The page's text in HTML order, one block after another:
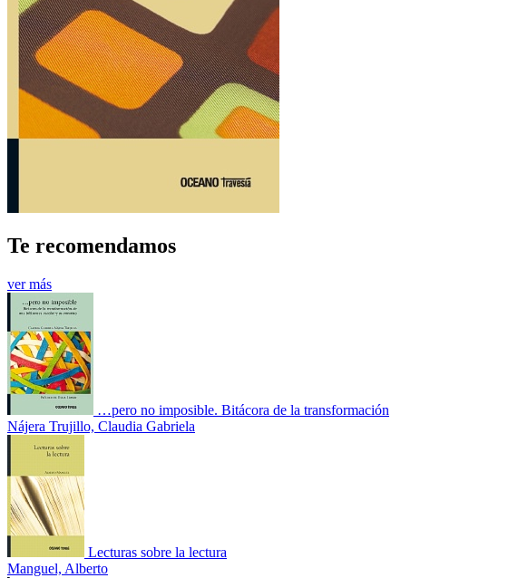
Te recomendamos
ver más
…pero no imposible. Bitácora de la transformación
Nájera Trujillo, Claudia Gabriela
Lecturas sobre la lectura
Manguel, Alberto